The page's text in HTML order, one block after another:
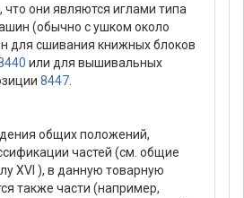
что они являются иглами типа
(обычно с ушком около
для сшивания книжных блоков
или для вышивальных
8447
общих положений,
частей (см. общие
XVI ), в данную товарную
также части (например,